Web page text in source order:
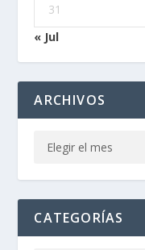
31
« Jul
ARCHIVOS
CATEGORÍAS